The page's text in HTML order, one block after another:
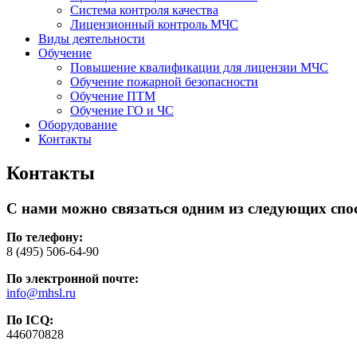
Система контроля качества
Лицензионный контроль МЧС
Виды деятельности
Обучение
Повышение квалификации для лицензии МЧС
Обучение пожарной безопасности
Обучение ПТМ
Обучение ГО и ЧС
Оборудование
Контакты
Контакты
С нами можно связаться одним из следующих
По телефону:
8 (495) 506-64-90
По электронной почте:
info@mhsl.ru
По ICQ:
446070828